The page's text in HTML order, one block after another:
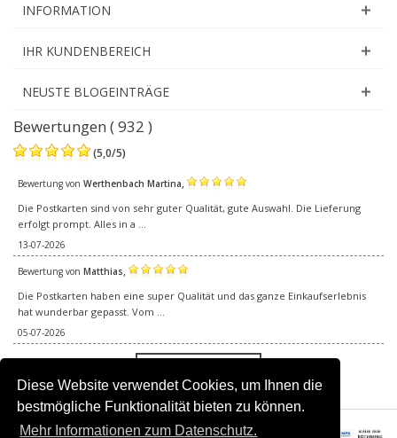
Diese Website verwendet Cookies, um Ihnen die
bestmögliche Funktionalität bieten zu können.
Mehr Informationen zum Datenschutz.
INFORMATION
IHR KUNDENBEREICH
NEUSTE BLOGEINTRÄGE
Bewertungen ( 932 )
(5,0/5)
Bewertung von Werthenbach Martina,
Die Postkarten sind von sehr guter Qualität, gute Auswahl. Die Lieferung
erfolgt prompt. Alles in a ...
13-07-2026
Bewertung von Matthias,
Die Postkarten haben eine super Qualität und das ganze Einkaufserlebnis
hat wunderbar gepasst. Vom ...
05-07-2026